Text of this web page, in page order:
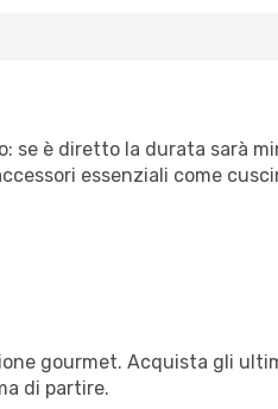
se è diretto la durata sarà
essenziali come
gourmet. Acquista gli
di partire.